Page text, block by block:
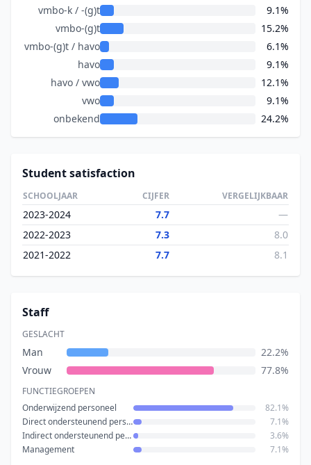
vmbo-k / -(g)t
9.1%
vmbo-(g)t
15.2%
vmbo-(g)t / havo
6.1%
havo
9.1%
havo / vwo
12.1%
vwo
9.1%
onbekend
24.2%
Student satisfaction
SCHOOLJAAR CIJFER VERGELIJKBAAR
2023-2024 7.7
—
2022-2023
7.3
8.0
2021-2022
7.7 8.1
Staff
GESLACHT
Man
22.2%
Vrouw
77.8%
FUNCTIEGROEPEN
Onderwijzend personeel
82.1%
Direct ondersteunend personeel
7.1%
Indirect ondersteunend personeel
3.6%
Management
7.1%